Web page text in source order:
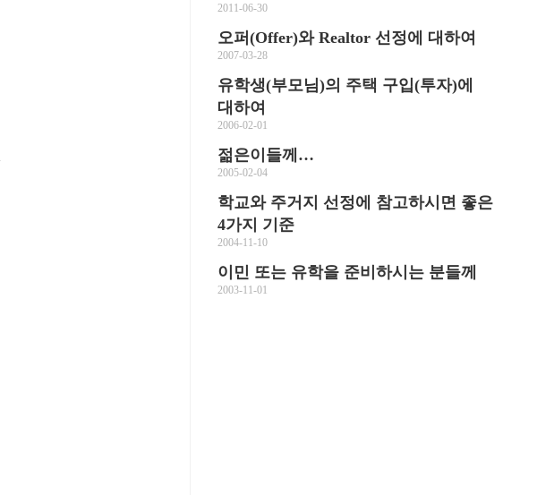
2011-06-30
오퍼(Offer)와 Realtor 선정에 대하여
2007-03-28
유학생(부모님)의 주택 구입(투자)에
대하여
2006-02-01
젊은이들께…
2005-02-04
학교와 주거지 선정에 참고하시면 좋은
4가지 기준
2004-11-10
이민 또는 유학을 준비하시는 분들께
2003-11-01